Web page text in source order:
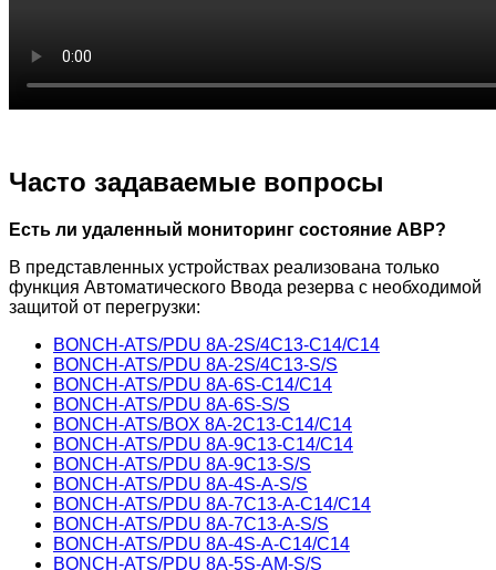
Часто задаваемые вопросы
Есть ли удаленный мониторинг состояние АВР?
В представленных устройствах реализована только
функция Автоматического Ввода резерва с необходимой
защитой от перегрузки:
BONCH-ATS/PDU 8A-2S/4C13-C14/C14
BONCH-ATS/PDU 8A-2S/4C13-S/S
BONCH-ATS/PDU 8A-6S-C14/C14
BONCH-ATS/PDU 8A-6S-S/S
BONCH-ATS/BOX 8A-2C13-C14/C14
BONCH-ATS/PDU 8A-9C13-C14/C14
BONCH-ATS/PDU 8A-9C13-S/S
BONCH-ATS/PDU 8A-4S-A-S/S
BONCH-ATS/PDU 8A-7С13-A-C14/C14
BONCH-ATS/PDU 8A-7С13-A-S/S
BONCH-ATS/PDU 8A-4S-A-C14/C14
BONCH-ATS/PDU 8A-5S-AM-S/S